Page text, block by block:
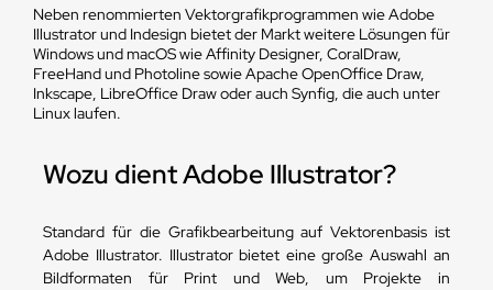
Neben renommierten Vektorgrafikprogrammen wie Adobe
Illustrator und Indesign bietet der Markt weitere Lösungen für
Windows und macOS wie Affinity Designer, CoralDraw,
FreeHand und Photoline sowie Apache OpenOffice Draw,
Inkscape, LibreOffice Draw oder auch Synfig, die auch unter
Linux laufen.
Wozu dient Adobe Illustrator?
Standard für die Grafikbearbeitung auf Vektorenbasis ist
Adobe Illustrator. Illustrator bietet eine große Auswahl an
Bildformaten für Print und Web, um Projekte in